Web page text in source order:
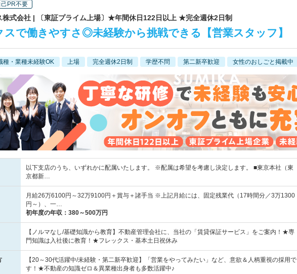
PR不要
株式会社 | 〔東証プライム上場〕★年間休日122日以上 ★完全週休2日制
スで働きやすさ◎未経験から挑戦できる【営業スタッフ】
種・業種未経験OK 上場 完全週休2日制 学歴不問 第二新卒歓迎 女性のおしごと掲載中
以下支店のうち、いずれかに配属いたします。 ※配属は希望を考慮し決定します。 ■東京本社（東
京都新…
月給26万6100円～32万9100円＋賞与＋諸手当 ※上記月給には、固定残業代（17時間分／3万1300
円～）、一…
初年度の年収： 380～500万円
【ノルマなし/基礎知識から教育】不動産管理会社に、当社の「賃貸保証サービス」をご案内！★専
門知識は入社後に教育！★フレックス・基本土日祝休み
【20～30代活躍中/未経験・第二新卒歓迎】「営業をやってみたい」など、意欲＆人柄重視の採用で
す！★不動産の知識ゼロ＆異業種出身者も多数活躍中♪